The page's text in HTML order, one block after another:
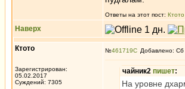
Ответы на этот пост: Ктото
Наверх
Ктото
Зарегистрирован:
05.02.2017
Суждений: 7305
№461719 Добавлено: Сб
чайник2 пишет:
На уровне